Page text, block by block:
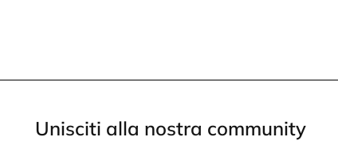
Unisciti alla nostra community